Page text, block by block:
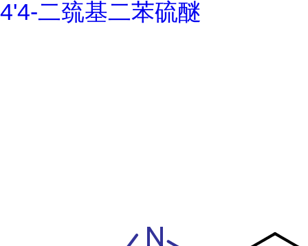
4'4-二巯基二苯硫醚